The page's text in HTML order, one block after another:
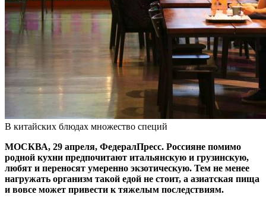
В китайских блюдах множество специй
МОСКВА, 29 апреля, ФедералПресс. Россияне помимо
родной кухни предпочитают итальянскую и грузинскую,
любят и переносят умеренно экзотическую. Тем не менее
нагружать организм такой едой не стоит, а азиатская пища
и вовсе может привести к тяжелым последствиям.